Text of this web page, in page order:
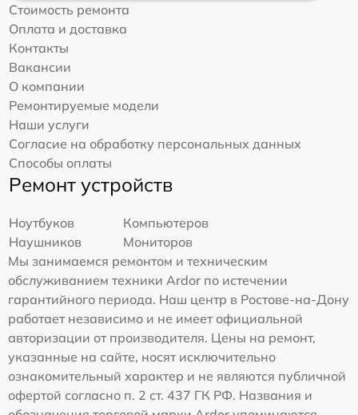
Стоимость ремонта
Оплата и доставка
Контакты
Вакансии
О компании
Ремонтируемые модели
Наши услуги
Согласие на обработку персональных данных
Способы оплаты
Ремонт устройств
Ноутбуков
Компьютеров
Наушников
Мониторов
Мы занимаемся ремонтом и техническим
обслуживанием техники Ardor по истечении
гарантийного периода. Наш центр в Ростове-на-Дону
работает независимо и не имеет официальной
авторизации от производителя. Цены на ремонт,
указанные на сайте, носят исключительно
ознакомительный характер и не являются публичной
офертой согласно п. 2 ст. 437 ГК РФ. Названия и